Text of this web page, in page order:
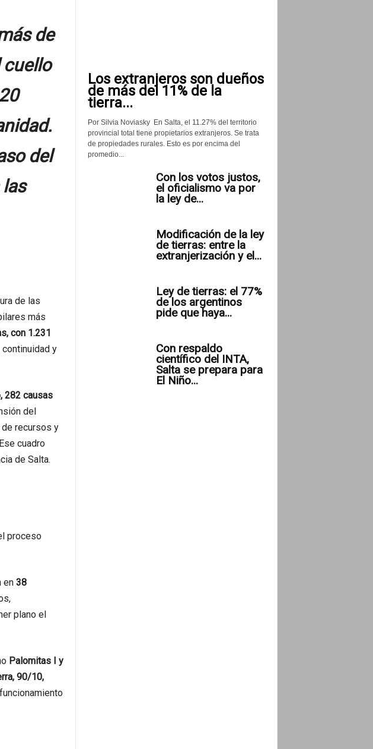
de
cuello
del
de las
más
con 1.231
y
282 causas
del
recursos y
cuadro
de Salta.
proceso
en 38
plano el
Palomitas I y
90/10,
Los extranjeros son dueños
de más del 11% de la
tierra...
Por Silvia Noviasky En Salta, el 11.27% del territorio
provincial total tiene propietarios extranjeros. Se trata
de propiedades rurales. Esto es por encima del
promedio...
Con los votos justos,
el oficialismo va por
la ley de...
Modificación de la ley
de tierras: entre la
extranjerización y el...
Ley de tierras: el 77%
de los argentinos
pide que haya...
Con respaldo
científico del INTA,
Salta se prepara para
El Niño...